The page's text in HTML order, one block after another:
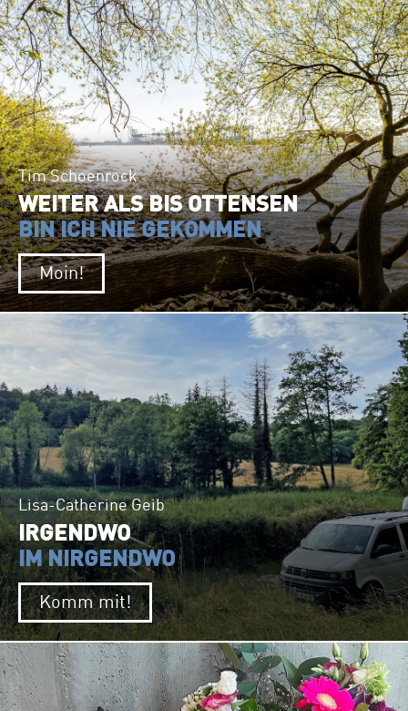
Tim Schoenrock
WEITER ALS BIS OTTENSEN
BIN ICH NIE GEKOMMEN
Moin!
Lisa-Catherine Geib
IRGENDWO
IM NIRGENDWO
Komm mit!